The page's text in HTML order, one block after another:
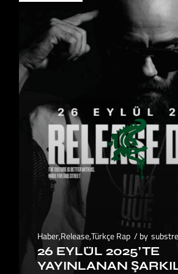
Haber,Release,Türkçe Rap by
26 EYLÜL 2025’TE
YAYINLANAN